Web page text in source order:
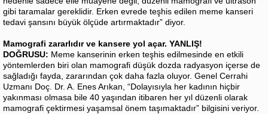
gibi taramalar gereklidir. Erken evrede teşhis edilen meme kanseri
tedavi şansını büyük ölçüde artırmaktadır” diyor.
Mamografi zararlıdır ve kansere yol açar. YANLIŞ!
DOĞRUSU: Meme kanserinin erken teşhis edilmesinde en etkili
yöntemlerden biri olan mamografi düşük dozda radyasyon içerse de
sağladığı fayda, zararından çok daha fazla oluyor. Genel Cerrahi
Uzmanı Doç. Dr. A. Enes Arıkan, “Dolayısıyla her kadının hiçbir
yakınması olmasa bile 40 yaşından itibaren her yıl düzenli olarak
mamografi çektirmesi yaşamsal önem taşımaktadır” bilgisini veriyor.